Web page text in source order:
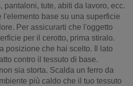
pantaloni, tute, abiti da lavoro, ecc.
l'elemento base su una superficie
Per assicurarti che l'oggetto
per il cerotto, prima stiralo.
posizione che hai scelto. Il lato
contro il tessuto di base.
sia storta. Scalda un ferro da
più caldo che il tuo tessuto